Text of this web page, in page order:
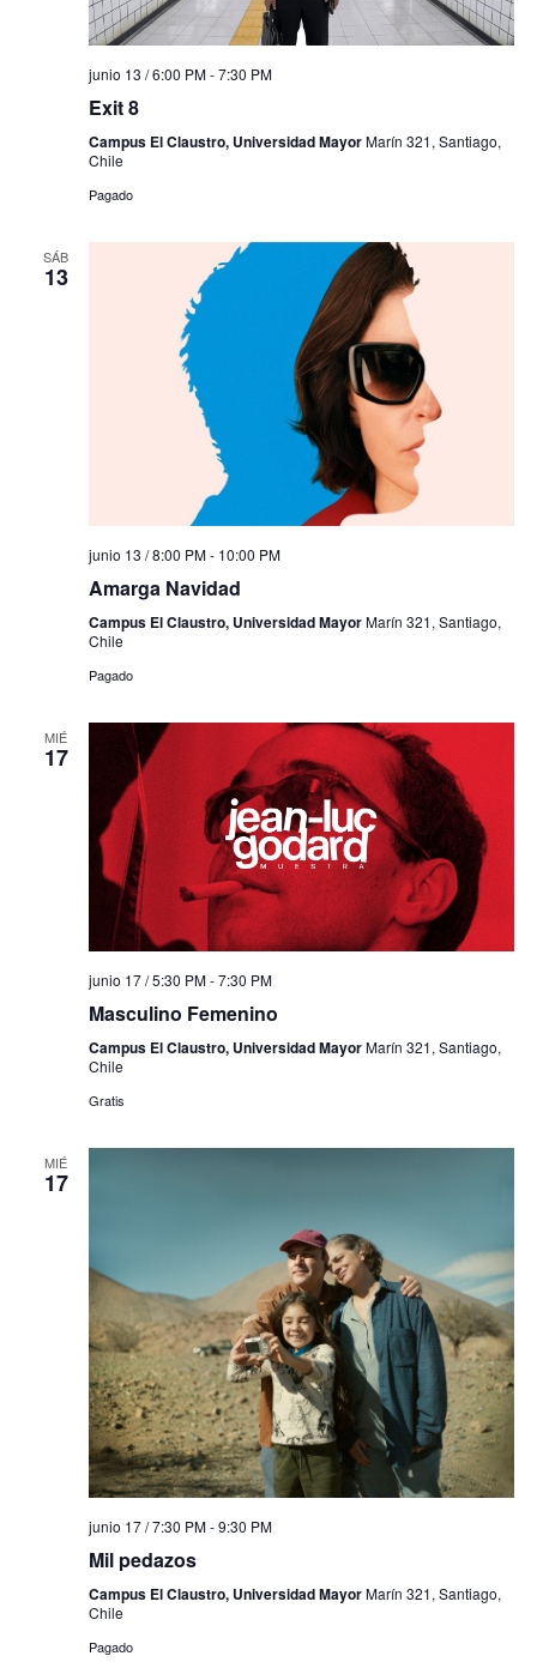
junio 13 / 6:00 PM-7:30 PM
Exit 8
Campus El Claustro, Universidad MayorMarín 321, Santiago,
Chile
Pagado
SÁB
13
junio 13 / 8:00 PM- 10:00 PM
Amarga Navidad
Campus El Claustro, Universidad MayorMarín 321, Santiago,
Chile
Pagado
MIÉ
17
junio 17 / 5:30 PM-7:30 PM
Masculino Femenino
Campus El Claustro, Universidad MayorMarín 321, Santiago,
Chile
Gratis
MIÉ
17
junio 17 / 7:30 PM-9:30 PM
Mil pedazos
Campus El Claustro, Universidad MayorMarín 321, Santiago,
Chile
Pagado